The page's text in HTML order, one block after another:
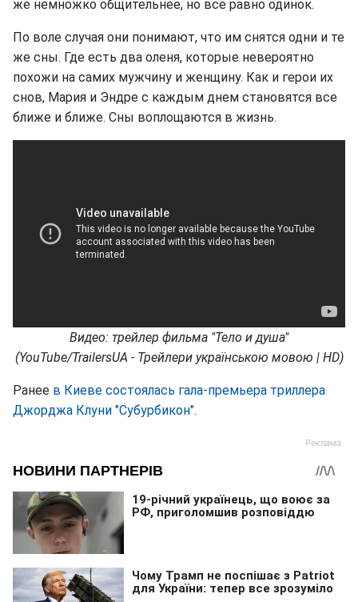
же немножко общительнее, но все равно одинок.
По воле случая они понимают, что им снятся одни и те
же сны. Где есть два оленя, которые невероятно
похожи на самих мужчину и женщину. Как и герои их
снов, Мария и Эндре с каждым днем становятся все
ближе и ближе. Сны воплощаются в жизнь.
Видео: трейлер фильма "Тело и душа"
(YouTube/TrailersUA - Трейлери українською мовою | HD)
Ранее в Киеве состоялась гала-премьера триллера
Джорджа Клуни "Субурбикон".